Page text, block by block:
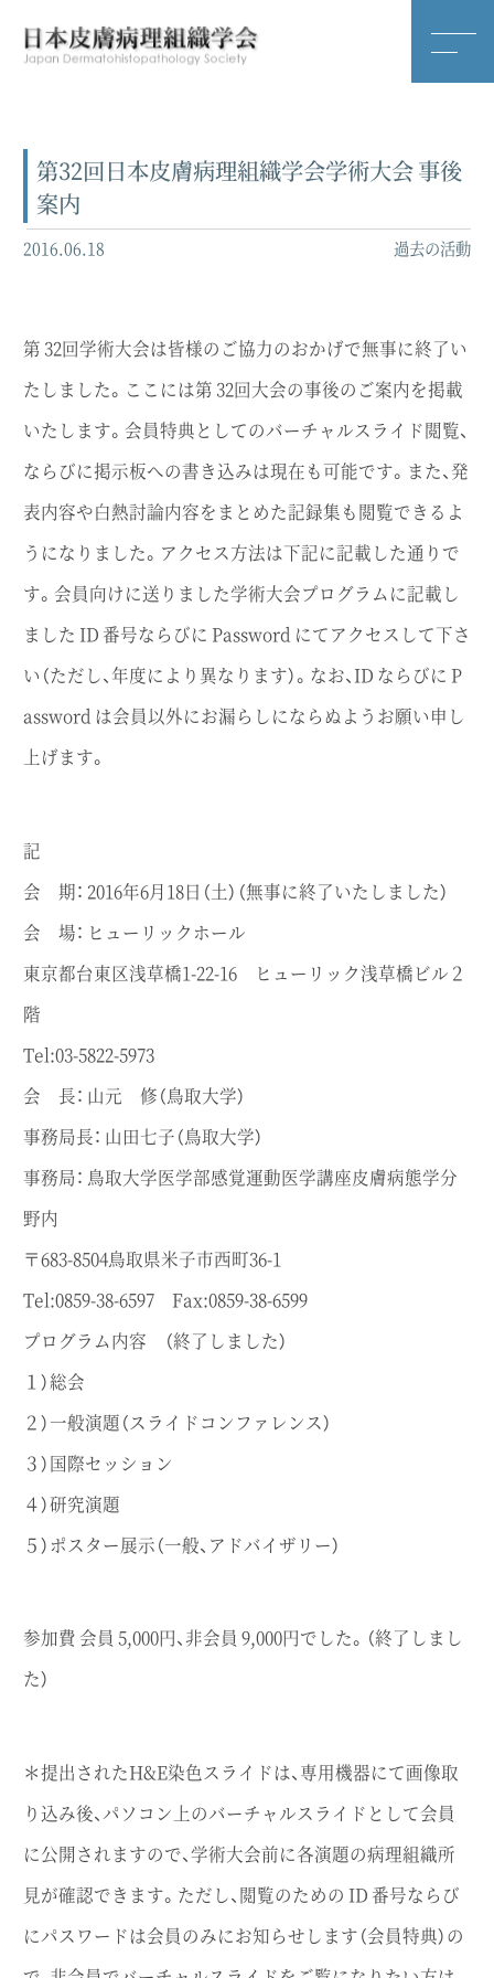
第32回日本皮膚病理組織学会学術大会 事後
案内
2016.06.18 過去の活動
第 32回学術大会は皆様のご協力のおかげで無事に終了い
たしました。ここには第 32回大会の事後のご案内を掲載
いたします。会員特典としてのバーチャルスライド閲覧、
ならびに掲示板への書き込みは現在も可能です。また、発
表内容や白熱討論内容をまとめた記録集も閲覧できるよ
うになりました。アクセス方法は下記に記載した通りで
す。会員向けに送りました学術大会プログラムに記載し
ました ID 番号ならびに Password にてアクセスして下さ
い（ただし、年度により異なります）。なお、ID ならびに P
assword は会員以外にお漏らしにならぬようお願い申し
上げます。
記
会 期： 2016年6月18日（土）（無事に終了いたしました）
会 場： ヒューリックホール
東京都台東区浅草橋1-22-16 ヒューリック浅草橋ビル２
階
Tel:03-5822-5973
会 長： 山元 修（鳥取大学）
事務局長： 山田七子（鳥取大学）
事務局： 鳥取大学医学部感覚運動医学講座皮膚病態学分
野内
〒683-8504鳥取県米子市西町36-1
Tel:0859-38-6597 Fax:0859-38-6599
プログラム内容 （終了しました）
１）総会
２）一般演題（スライドコンファレンス）
３）国際セッション
４）研究演題
５）ポスター展示（一般、アドバイザリー）
参加費 会員 5,000円、非会員 9,000円でした。（終了しまし
た）
＊提出されたH&E染色スライドは、専用機器にて画像取
り込み後、パソコン上のバーチャルスライドとして会員
に公開されますので、学術大会前に各演題の病理組織所
見が確認できます。ただし、閲覧のための ID 番号ならび
にパスワードは会員のみにお知らせします（会員特典）の